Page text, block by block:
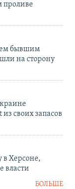
проливе
бывшим
на сторону
своих запасов
в Херсоне,
власти
БОЛЬШЕ